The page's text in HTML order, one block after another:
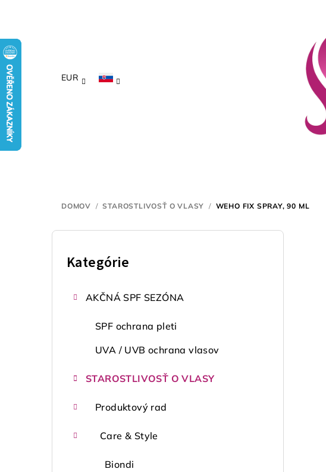
EUR
DOMOV / STAROSTLIVOSŤ O VLASY / WEHO FIX SPRAY, 90 ML
B
Preskočiť
Kategórie
AKČNÁ SPF SEZÓNA
SPF ochrana pleti
UVA / UVB ochrana vlasov
STAROSTLIVOSŤ O VLASY
Produktový rad
Care & Style
Biondi